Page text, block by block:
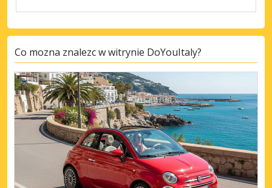
Co mozna znalezc w witrynie DoYouItaly?